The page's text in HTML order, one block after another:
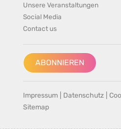
Unsere Veranstaltungen
Social Media
Contact us
ABONNIEREN
Impressum Datenschutz
Sitemap